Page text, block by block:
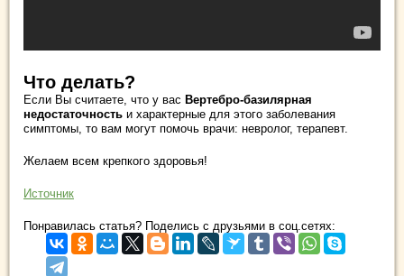
Что делать?
Если Вы считаете, что у вас Вертебро-базилярная
недостаточность и характерные для этого заболевания
симптомы, то вам могут помочь врачи: невролог, терапевт.
Желаем всем крепкого здоровья!
Источник
Понравилась статья? Поделись с друзьями в соц.сетях: